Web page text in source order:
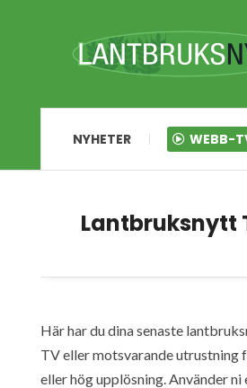
NYHETER WEBB-
Lantbruksnytt
Här har du dina senaste
TV eller motsvarande utrustning
eller hög upplösning. Använder